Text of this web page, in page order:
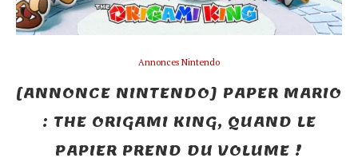
Annonces Nintendo
[ANNONCE NINTENDO] PAPER MARIO
: THE ORIGAMI KING, QUAND LE
PAPIER PREND DU VOLUME !